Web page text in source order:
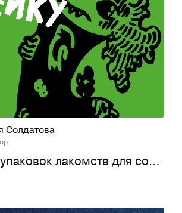
29
Солдатова
Дизайн серии упаковок лакомств для собак "TitBit"